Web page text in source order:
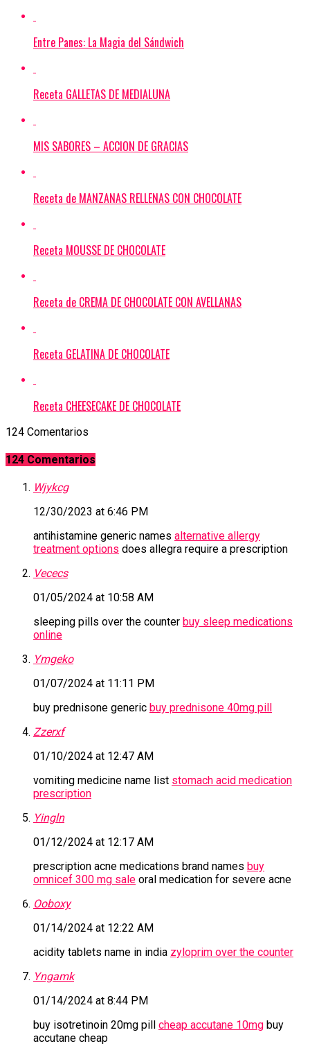
Entre Panes: La Magia del Sándwich
Receta GALLETAS DE MEDIALUNA
MIS SABORES – ACCION DE GRACIAS
Receta de MANZANAS RELLENAS CON CHOCOLATE
Receta MOUSSE DE CHOCOLATE
Receta de CREMA DE CHOCOLATE CON AVELLANAS
Receta GELATINA DE CHOCOLATE
Receta CHEESECAKE DE CHOCOLATE
124 Comentarios
124 Comentarios
Wjykcg
12/30/2023 at 6:46 PM
antihistamine generic names alternative allergy
treatment options does allegra require a prescription
Vececs
01/05/2024 at 10:58 AM
sleeping pills over the counter buy sleep medications
online
Ymgeko
01/07/2024 at 11:11 PM
buy prednisone generic buy prednisone 40mg pill
Zzerxf
01/10/2024 at 12:47 AM
vomiting medicine name list stomach acid medication
prescription
Yingln
01/12/2024 at 12:17 AM
prescription acne medications brand names buy
omnicef 300 mg sale oral medication for severe acne
Ooboxy
01/14/2024 at 12:22 AM
acidity tablets name in india zyloprim over the counter
Yngamk
01/14/2024 at 8:44 PM
buy isotretinoin 20mg pill cheap accutane 10mg buy
accutane cheap